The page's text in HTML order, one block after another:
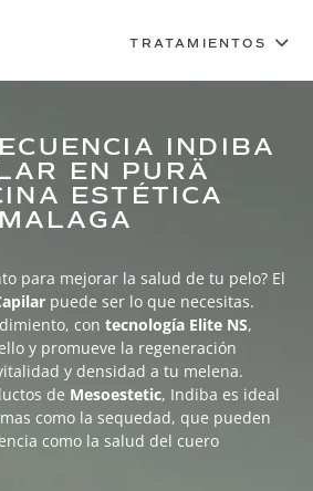
INDIBA
EN PURÄ
ESTÉTICA
MALAGA
para mejorar la salud de tu pelo? El
puede ser lo que necesitas.
contecnología Elite NS,
y promueve la regeneración
y densidad a tu melena.
de Mesoestetic, Indiba es ideal
como la sequedad, que pueden
como la salud del cuero